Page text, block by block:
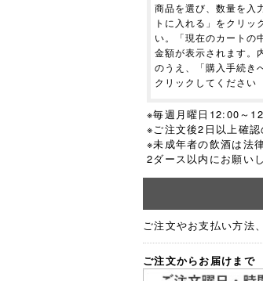
商品を選び、数量を入
トに入れる」をクリッ
い。「現在のカートの
金額が表示されます。
のうえ、「購入手続き
クリックしてください
※毎週月曜日12:00～
※ご注文後2日以上確
※未成年者の飲酒は法
2ダース以内にお願い
ご注文やお支払い方法
ご注文からお届けまで